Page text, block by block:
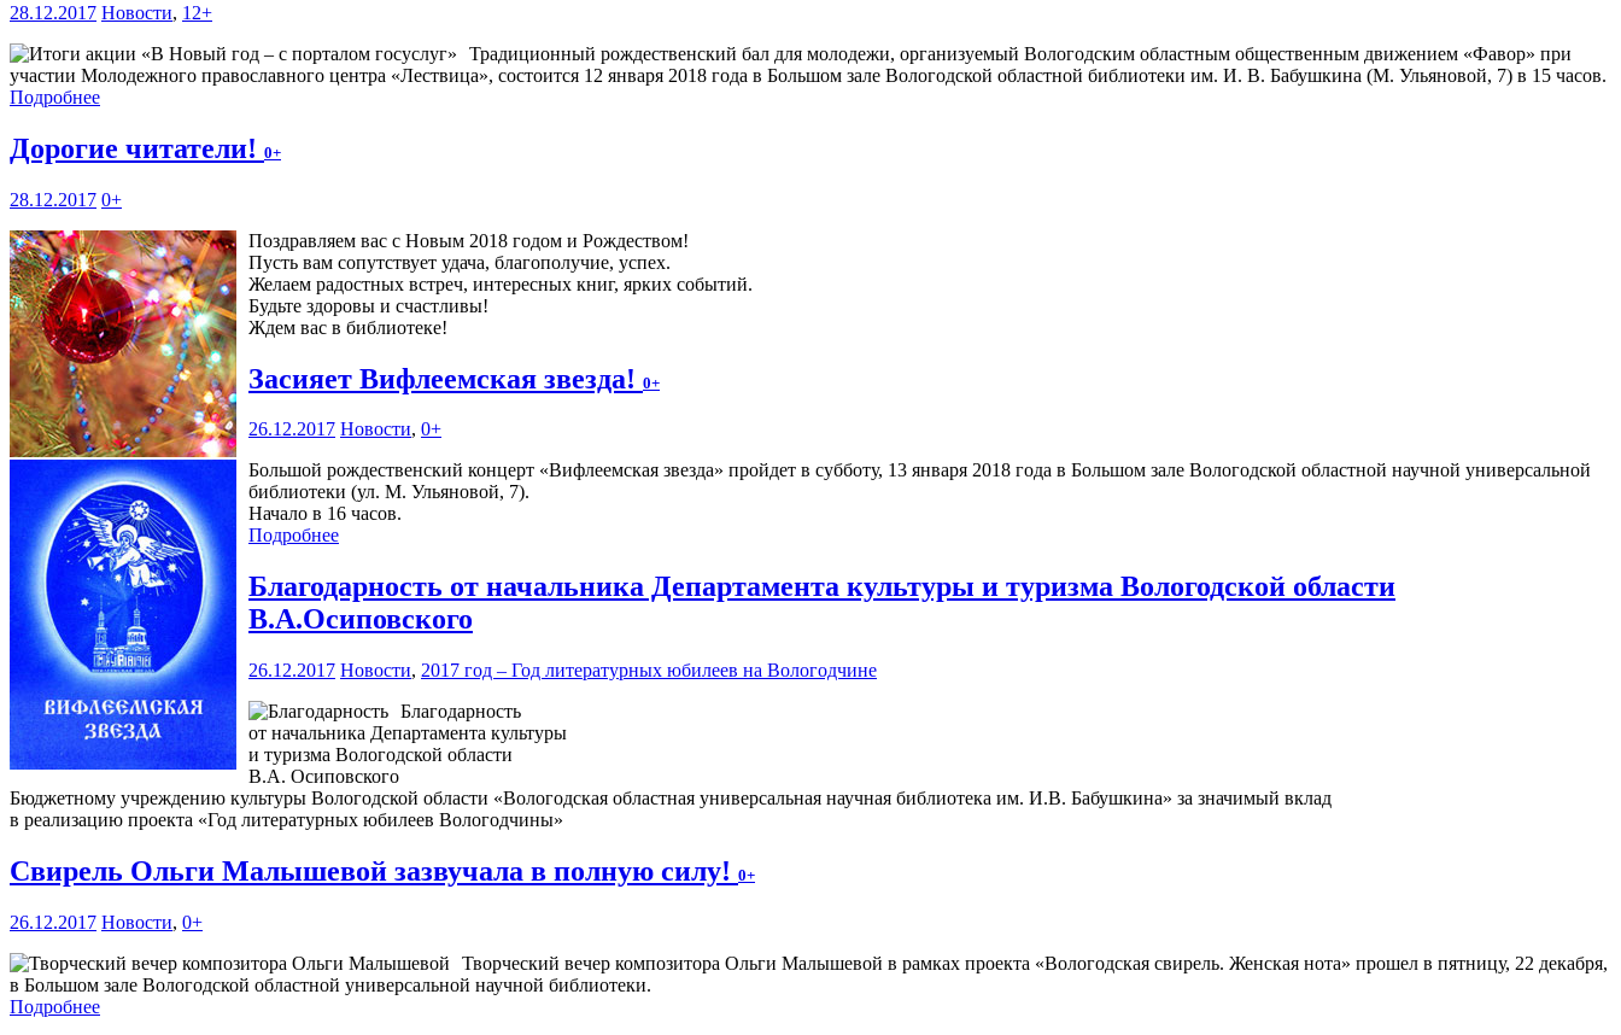
28.12.2017 Новости, 12+
Традиционный рождественский бал для молодежи, организуемый Вологодским областным общественным движением «Фавор» при
участии Молодежного православного центра «Лествица», состоится 12 января 2018 года в Большом зале Вологодской областной библиотеки им. И. В. Бабушкина (М. Ульяновой, 7) в 15 часов.
Подробнее
Дорогие читатели! 0+
28.12.2017 0+
Поздравляем вас с Новым 2018 годом и Рождеством!
Пусть вам сопутствует удача, благополучие, успех.
Желаем радостных встреч, интересных книг, ярких событий.
Будьте здоровы и счастливы!
Ждем вас в библиотеке!
Засияет Вифлеемская звезда! 0+
26.12.2017 Новости, 0+
Большой рождественский концерт «Вифлеемская звезда» пройдет в субботу, 13 января 2018 года в Большом зале Вологодской областной научной универсальной
библиотеки (ул. М. Ульяновой, 7).
Начало в 16 часов.
Подробнее
Благодарность от начальника Департамента культуры и туризма Вологодской области
В.А.Осиповского
26.12.2017 Новости, 2017 год – Год литературных юбилеев на Вологодчине
Благодарность
от начальника Департамента культуры
и туризма Вологодской области
В.А. Осиповского
Бюджетному учреждению культуры Вологодской области «Вологодская областная универсальная научная библиотека им. И.В. Бабушкина» за значимый вклад
в реализацию проекта «Год литературных юбилеев Вологодчины»
Свирель Ольги Малышевой зазвучала в полную силу! 0+
26.12.2017 Новости, 0+
Творческий вечер композитора Ольги Малышевой в рамках проекта «Вологодская свирель. Женская нота» прошел в пятницу, 22 декабря,
в Большом зале Вологодской областной универсальной научной библиотеки.
Подробнее